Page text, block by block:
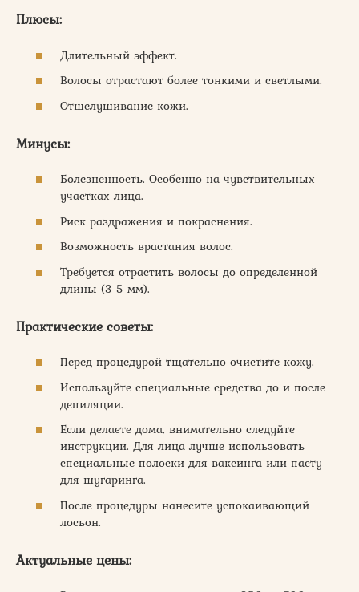
Плюсы:
Длительный эффект.
Волосы отрастают более тонкими и светлыми.
Отшелушивание кожи.
Минусы:
Болезненность. Особенно на чувствительных
участках лица.
Риск раздражения и покраснения.
Возможность врастания волос.
Требуется отрастить волосы до определенной
длины (3-5 мм).
Практические советы:
Перед процедурой тщательно очистите кожу.
Используйте специальные средства до и после
депиляции.
Если делаете дома, внимательно следуйте
инструкции. Для лица лучше использовать
специальные полоски для ваксинга или пасту
для шугаринга.
После процедуры нанесите успокаивающий
лосьон.
Актуальные цены: